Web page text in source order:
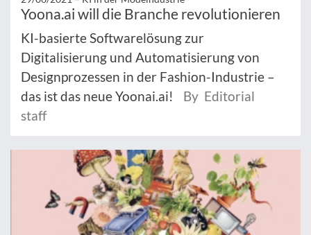
Yoona.ai will die Branche revolutionieren
KI-basierte Softwarelösung zur
Digitalisierung und Automatisierung von
Designprozessen in der Fashion-Industrie –
das ist das neue Yoonai.ai!
By Editorial
staff